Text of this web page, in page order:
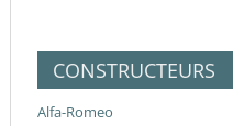
CONSTRUCTEURS
Alfa-Romeo